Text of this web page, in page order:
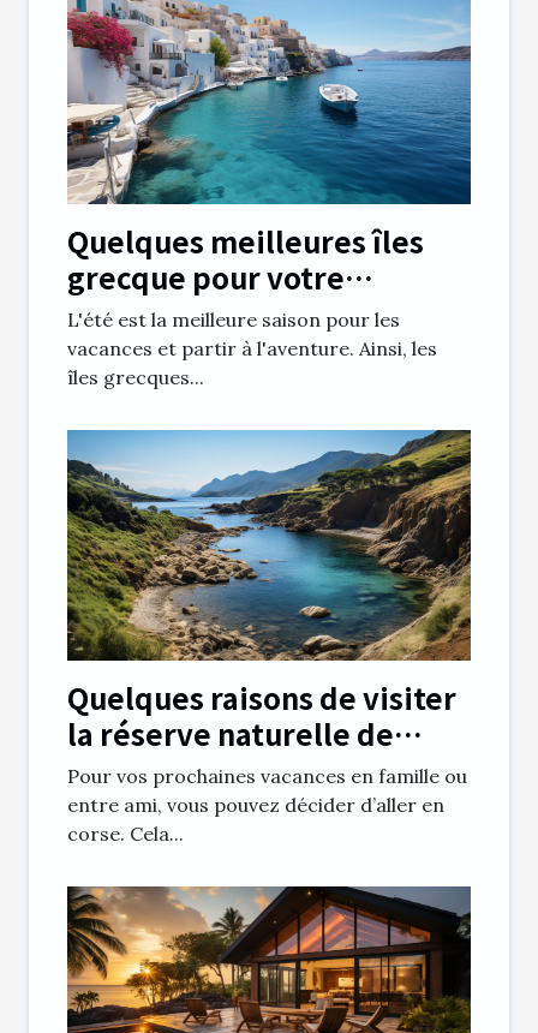
Quelques meilleures îles
grecque pour votre
croisière de juillet
L'été est la meilleure saison pour les
vacances et partir à l'aventure. Ainsi, les
îles grecques...
Quelques raisons de visiter
la réserve naturelle de
Scandola
Pour vos prochaines vacances en famille ou
entre ami, vous pouvez décider d’aller en
corse. Cela...